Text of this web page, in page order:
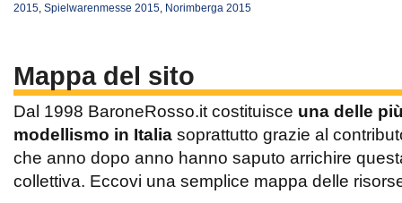
2015, Spielwarenmesse 2015, Norimberga 2015
Mappa del sito
Dal 1998 BaroneRosso.it costituisce una delle
modellismo in Italia soprattutto grazie al
che anno dopo anno hanno saputo arrichire
collettiva. Eccovi una semplice mappa delle